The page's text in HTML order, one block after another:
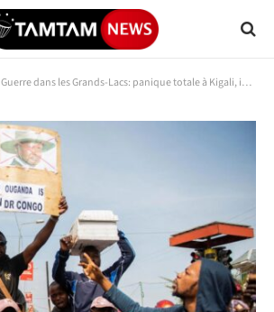
Guerre dans les Grands-Lacs: panique totale à Kigali, impatience à Kinshasa